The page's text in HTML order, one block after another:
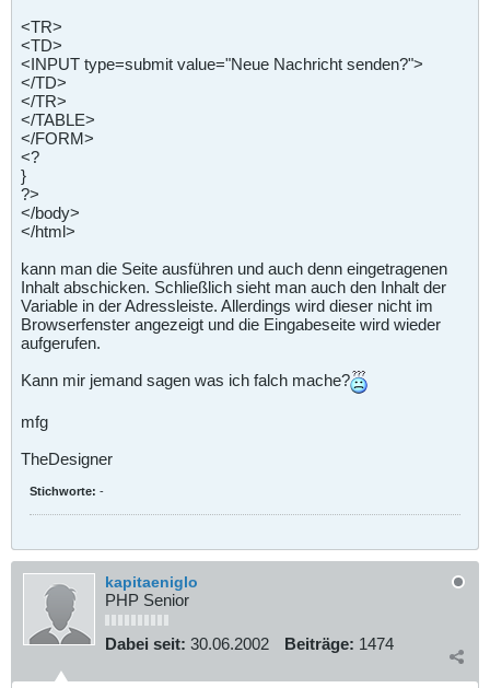
<TR>
<TD>
<INPUT type=submit value="Neue Nachricht senden?">
</TD>
</TR>
</TABLE>
</FORM>
<?
}
?>
</body>
</html>
kann man die Seite ausführen und auch denn eingetragenen
Inhalt abschicken. Schließlich sieht man auch den Inhalt der
Variable in der Adressleiste. Allerdings wird dieser nicht im
Browserfenster angezeigt und die Eingabeseite wird wieder
aufgerufen.
Kann mir jemand sagen was ich falch mache?
mfg
TheDesigner
Stichworte: -
kapitaeniglo
PHP Senior
Dabei seit: 30.06.2002 Beiträge: 1474